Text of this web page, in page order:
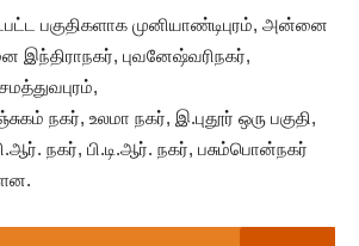
பகுதிகளாக முனியாண்டிபுரம், அன்னை
இந்திராநகர், புவனேஷ்வரிநகர்,
நகர், உலமா நகர், இ.புதூர் ஒரு பகுதி,
நகர், பி.டி.ஆர். நகர், பசும்பொன்நகர்